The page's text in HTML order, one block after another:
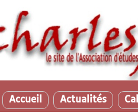
Accueil Actualités